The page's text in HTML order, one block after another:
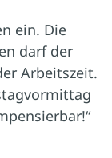
ein. Die
darf der
Arbeitszeit.